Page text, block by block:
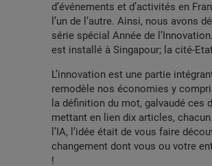
d’événements et d’activités en
l’un de l’autre. Ainsi, nous avons
série spécial Année de
est installé à Singapour; la cité-
L’innovation est une partie
remodèle nos économies y
la définition du mot, galvaudé ces
mettant en lien dix articles,
l’IA, l’idée était de vous faire
changement dont vous ou votre
!